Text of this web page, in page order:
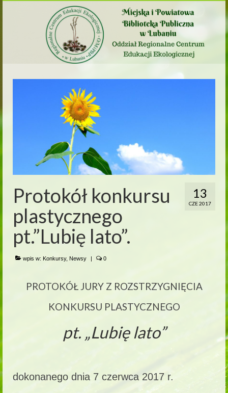
13
CZE 2017
Protokół konkursu
plastycznego
pt.”Lubię lato”.
wpis w: Konkursy, Newsy | 0
PROTOKÓŁ JURY Z ROZSTRZYGNIĘCIA
KONKURSU PLASTYCZNEGO
pt. „Lubię lato”
dokonanego dnia 7 czerwca 2017 r.